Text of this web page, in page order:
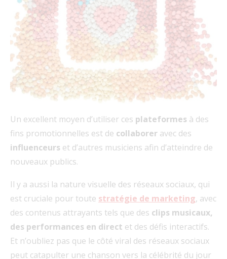
Un excellent moyen d’utiliser ces plateformes à des
fins promotionnelles est de collaborer avec des
influenceurs et d’autres musiciens afin d’atteindre de
nouveaux publics.
Il y a aussi la nature visuelle des réseaux sociaux, qui
est cruciale pour toute stratégie de marketing, avec
des contenus attrayants tels que des clips musicaux,
des performances en direct et des défis interactifs.
Et n’oubliez pas que le côté viral des réseaux sociaux
peut catapulter une chanson vers la célébrité du jour